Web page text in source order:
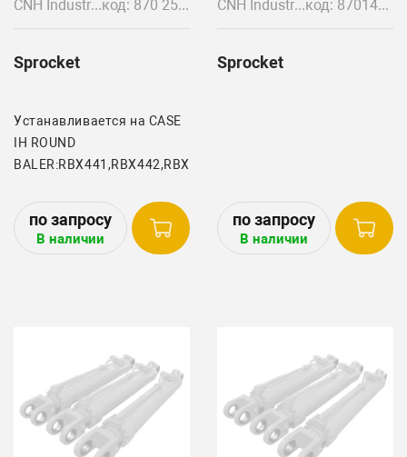
CNH Industrial код: 870 253 559 822 048
Sprocket
Устанавливается на CASE
IH ROUND
BALER:RBX441,RBX442,RBX443,RB444
В наличии
CNH Industrial код: 87014385
Sprocket
В наличии